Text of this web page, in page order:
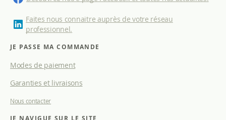
o
r
l
t
t
Faites nous connaitre auprès de votre réseau
professionnel.
JE PASSE MA COMMANDE
Modes de paiement
Garanties et livraisons
Nous contacter